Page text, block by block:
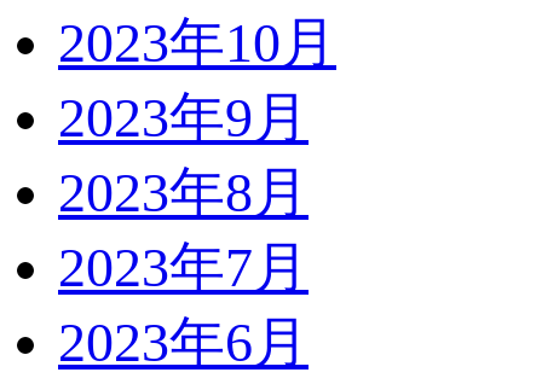
2023年10月
2023年9月
2023年8月
2023年7月
2023年6月